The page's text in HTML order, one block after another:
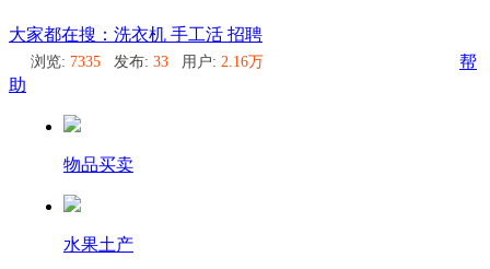
大家都在搜：洗衣机 手工活 招聘
浏览: 7335 发布: 33 用户: 2.16万
帮
助
物品买卖
水果土产